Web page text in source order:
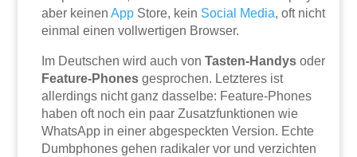
aber keinenApp Store, kein Social Media, oft nicht
einmal einen vollwertigen Browser.
Im Deutschen wird auch vonTasten-Handys oder
Feature-Phones gesprochen. Letzteres ist
allerdings nicht ganz dasselbe: Feature-Phones
haben oft noch ein paar Zusatzfunktionen wie
WhatsApp in einer abgespeckten Version. Echte
Dumbphones gehen radikaler vor und verzichten